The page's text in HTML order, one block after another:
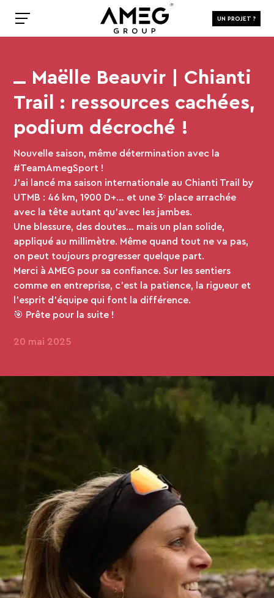
UN PROJET ?
Maëlle Beauvir | Chianti
Trail : ressources cachées,
podium décroché !
Nouvelle saison, même détermination avec la
#TeamAmegSport !
J’ai lancé ma saison internationale au Chianti Trail by
UTMB : 46 km, 1900 D+… et une 3ᵉ place arrachée
avec la tête autant qu’avec les jambes.
Une blessure, des doutes… mais un plan solide,
appliqué au millimètre. Même quand tout ne va pas,
on peut toujours progresser quelque part.
Merci à AMEG pour sa confiance. Sur les sentiers
comme en entreprise, c’est la patience, la rigueur et
l’esprit d’équipe qui font la différence.
🎯 Prête pour la suite !
20 mai 2025